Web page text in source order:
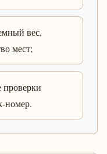
вес,
мест;
проверки
номер.